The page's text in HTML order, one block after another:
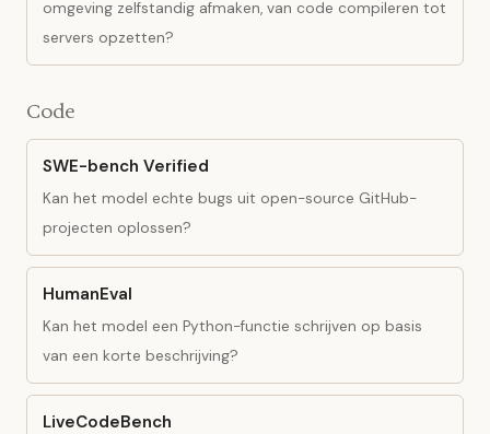
omgeving zelfstandig afmaken, van code compileren tot
servers opzetten?
Code
SWE-bench Verified
Kan het model echte bugs uit open-source GitHub-
projecten oplossen?
HumanEval
Kan het model een Python-functie schrijven op basis
van een korte beschrijving?
LiveCodeBench